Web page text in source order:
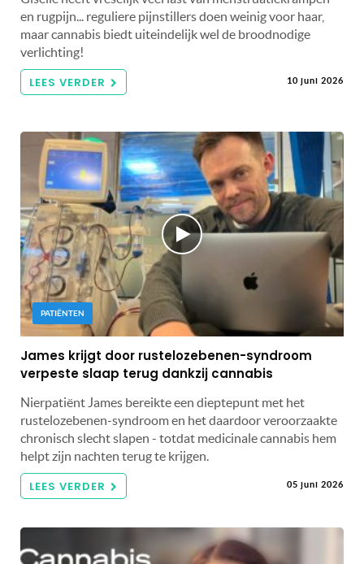
en rugpijn... reguliere pijnstillers doen weinig voor haar,
maar cannabis biedt uiteindelijk wel de broodnodige
verlichting!
LEES VERDER 10 juni 2026
PATIËNTEN
James krijgt door rustelozebenen-syndroom
verpeste slaap terug dankzij cannabis
Nierpatiënt James bereikte een dieptepunt met het
rustelozebenen-syndroom en het daardoor veroorzaakte
chronisch slecht slapen - totdat medicinale cannabis hem
helpt zijn nachten terug te krijgen.
LEES VERDER 05 juni 2026